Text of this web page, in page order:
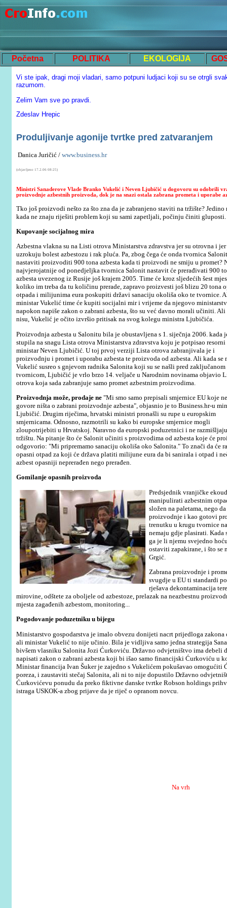
Početna POLITIKA EKOLOGIJA
Vi ste ipak, dragi moji vladari, samo potpuni ludjaci koji su se otrgli
razumom.
Zelim Vam sve po pravdi.
Zdeslav Hrepic
Produljivanje agonije tvrtke pred zatvaranjem
Danica Juričić / www.business.hr
(objavljeno 17.2.06 08:25)
Ministri Sanaderove Vlade Branko Vukelić i Neven Ljubičić u dogovoru su odobrili
proizvodnje azbestnih proizvoda, dok je na snazi ostala zabrana prometa i uporabe
Tko još proizvodi nešto za što zna da je zabranjeno staviti na tržište?
kada ne znaju riješiti problem koji su sami zapetljali, počinju činiti gluposti.
Kupovanje socijalnog mira
Azbestna vlakna su na Listi otrova Ministarstva zdravstva jer su otrovna i jer
uzrokuju bolest azbestozu i rak pluća. Pa, zbog čega će onda tvornica
nastaviti proizvoditi 900 tona azbesta kada ti proizvodi ne smiju u promet?
najvjerojatnije od ponedjeljka tvornica Salonit nastavit će prerađivati 900
azbesta uvezenog iz Rusije još krajem 2005. Time će kroz sljedećih šest
koliko im treba da tu količinu prerade, zapravo proizvesti još blizu 20 tona
otpada i milijunima eura poskupiti državi sanaciju okoliša oko te tvornice.
ministar Vukelić time će kupiti socijalni mir i vrijeme da njegovo
napokon napiše zakon o zabrani azbesta, što su već davno morali učiniti.
nisu, Vukelić je očito izvršio pritisak na svog kolegu ministra Ljubičića.
Proizvodnja azbesta u Salonitu bila je obustavljena s 1. siječnja 2006. kada
stupila na snagu Lista otrova Ministarstva zdravstva koju je potpisao resorni
ministar Neven Ljubičić. U toj prvoj verziji Lista otrova zabranjivala je i
proizvodnju i promet i uporabu azbesta te proizvoda od azbesta. Ali kada se
Vukelić susreo s gnjevom radnika Salonita koji su se našli pred zaključanom
tvornicom, Ljubičić je vrlo brzo 14. veljače u Narodnim novinama objavio
otrova koja sada zabranjuje samo promet azbestnim proizvodima.
Proizvodnja može, prodaje ne "Mi smo samo prepisali smjernice EU koje ne
govore ništa o zabrani proizvodnje azbesta", objasnio je to Business.hr-u
Ljubičić. Drugim riječima, hrvatski ministri pronašli su rupe u europskim
smjernicama. Odnosno, razmotrili su kako bi europske smjernice mogli
zloupotrijebiti u Hrvatskoj. Naravno da europski poduzetnici i ne
tržištu. Na pitanje što će Salonit učiniti s proizvodima od azbesta koje će
odgovorio: "Mi pripremamo sanaciju okoliša oko Salonita." To znači da će
opasni otpad za koji će država platiti milijune eura da bi sanirala i otpad i
azbest opasniji neprerađen nego prerađen.
Gomilanje opasnih proizvoda
Predsjednik vranjičke
manipulirati azbestnim
složen na paletama, nego
proizvodnje i kao gotovi
trenutku u krugu tvornice
nemaju gdje plasirati. Kada
ga je li njemu svejedno
ostaviti zapakirane, i što
Grgić.
Zabrana proizvodnje i
svugdje u EU ti standardi
rješava dekontaminacija
mirovine, odštete za oboljele od azbestoze, prelazak na neazbestnu
mjesta zagađenih azbestom, monitoring...
Pogodovanje poduzetniku u bijegu
Ministarstvo gospodarstva je imalo obvezu donijeti nacrt prijedloga
ali ministar Vukelić to nije učinio. Bila je vidljiva samo jedna strategija
bivšem vlasniku Salonita Jozi Ćurkoviću. Državno odvjetništvo ima debeli
napisati zakon o zabrani azbesta koji bi išao samo financijski Ćurkoviću u
Ministar financija Ivan Šuker je zajedno s Vukelićem pokušavao
poreza, i zaustaviti stečaj Salonita, ali ni to nije dopustilo Državno
Ćurkovićevu ponudu da preko fiktivne danske tvrtke Robson holdings
istraga USKOK-a zbog prijave da je riječ o opranom novcu.
Na vrh